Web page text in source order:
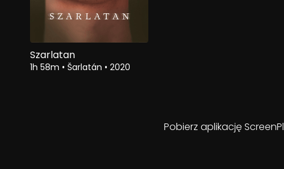
Szarlatan
1h 58m • Šarlatán • 2020
Pobierz aplikację